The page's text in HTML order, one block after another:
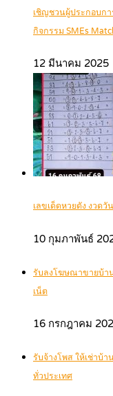
เชิญชวนผู้ประกอบกา
กิจกรรม SMEs
12 มีนาคม 2025
เลขเด็ดหวยดัง งวด
10 กุมภาพันธ์
รับลงโฆษณาขายบ้า
เน็ต
16 กรกฎาคม
รับจ้างโพส ให้เช่าบ้
ทั่วประเทศ